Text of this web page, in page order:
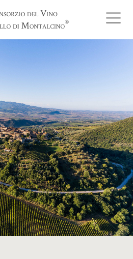
del Vino
di Montalcino®